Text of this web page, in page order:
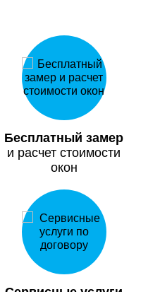
Бесплатный замер
и расчет стоимости
окон